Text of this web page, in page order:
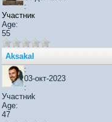
:
Участник
Age:
55
Aksakal
:
03-окт-2023
:
Участниk
Age:
47